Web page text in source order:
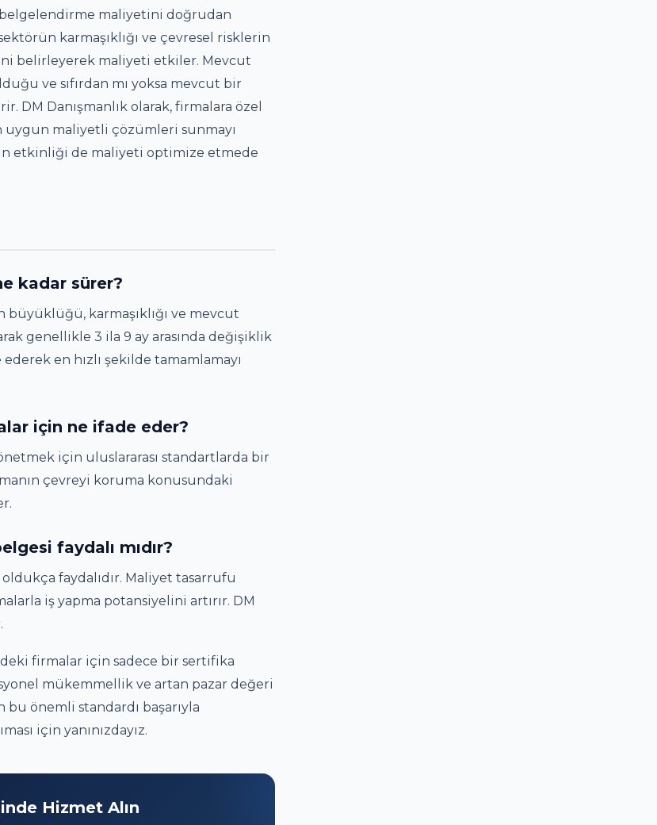
belgelendirme maliyetini doğrudan
karmaşıklığı ve çevresel risklerin
belirleyerek maliyeti etkiler. Mevcut
ve sıfırdan mı yoksa mevcut bir
DM Danışmanlık olarak, firmalara özel
uygun maliyetli çözümleri sunmayı
etkinliği de maliyeti optimize etmede
kadar sürer?
büyüklüğü, karmaşıklığı ve mevcut
genellikle 3 ila 9 ay arasında değişiklik
en hızlı şekilde tamamlamayı
için ne ifade eder?
için uluslararası standartlarda bir
çevreyi koruma konusundaki
faydalı mıdır?
faydalıdır. Maliyet tasarrufu
iş yapma potansiyelini artırır. DM
firmalar için sadece bir sertifika
mükemmellik ve artan pazar değeri
bu önemli standardı başarıyla
için yanınızdayız.
Hizmet Alın